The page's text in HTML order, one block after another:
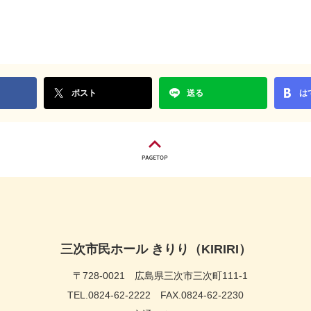
ポスト 送る は
三次市民ホール きりり（KIRIRI）
〒728-0021 広島県三次市三次町111-1
TEL.0824-62-2222 FAX.0824-62-2230